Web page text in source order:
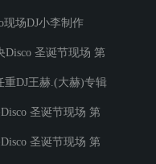
现场DJ小李制作
Disco 圣诞节现场 第
DJ王赫.(大赫)专辑
圣诞节现场 第
圣诞节现场 第